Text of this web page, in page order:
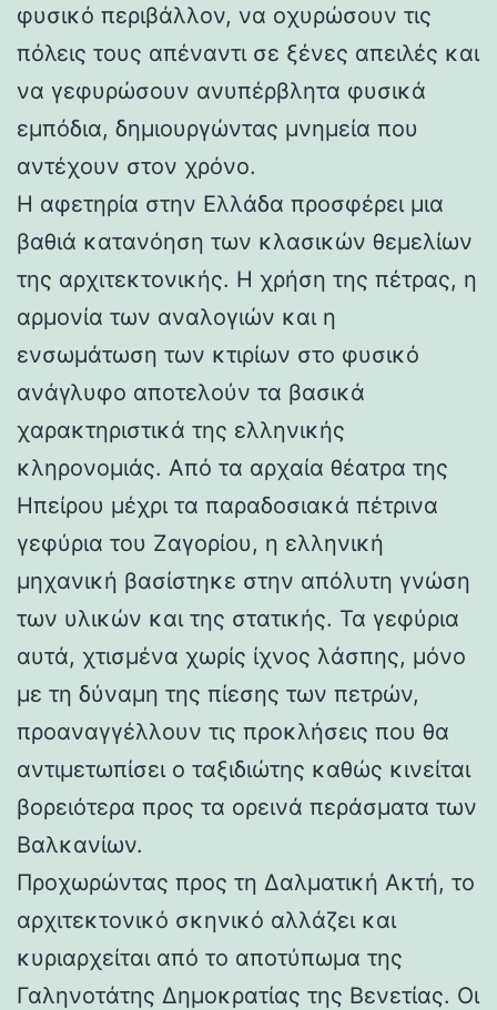
φυσικό περιβάλλον, να οχυρώσουν τις
πόλεις τους απέναντι σε ξένες απειλές και
να γεφυρώσουν ανυπέρβλητα φυσικά
εμπόδια, δημιουργώντας μνημεία που
αντέχουν στον χρόνο.
Η αφετηρία στην Ελλάδα προσφέρει μια
βαθιά κατανόηση των κλασικών θεμελίων
της αρχιτεκτονικής. Η χρήση της πέτρας, η
αρμονία των αναλογιών και η
ενσωμάτωση των κτιρίων στο φυσικό
ανάγλυφο αποτελούν τα βασικά
χαρακτηριστικά της ελληνικής
κληρονομιάς. Από τα αρχαία θέατρα της
Ηπείρου μέχρι τα παραδοσιακά πέτρινα
γεφύρια του Ζαγορίου, η ελληνική
μηχανική βασίστηκε στην απόλυτη γνώση
των υλικών και της στατικής. Τα γεφύρια
αυτά, χτισμένα χωρίς ίχνος λάσπης, μόνο
με τη δύναμη της πίεσης των πετρών,
προαναγγέλλουν τις προκλήσεις που θα
αντιμετωπίσει ο ταξιδιώτης καθώς κινείται
βορειότερα προς τα ορεινά περάσματα των
Βαλκανίων.
Προχωρώντας προς τη Δαλματική Ακτή, το
αρχιτεκτονικό σκηνικό αλλάζει και
κυριαρχείται από το αποτύπωμα της
Γαληνοτάτης Δημοκρατίας της Βενετίας. Οι